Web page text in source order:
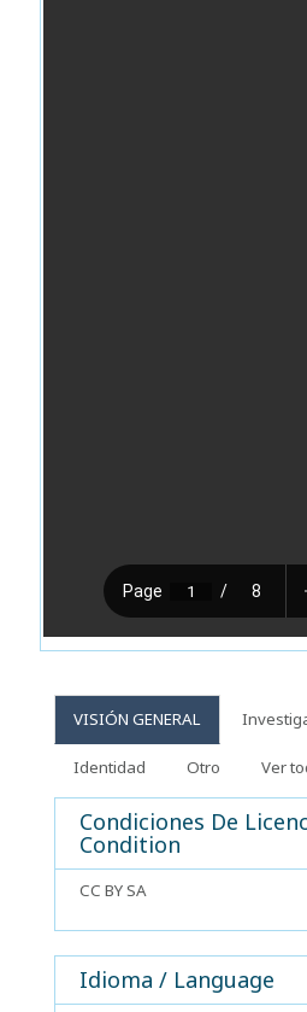
VISIÓN GENERAL
Identidad Otro Ver
Condiciones De
Condition
CC BY SA
Idioma / Language